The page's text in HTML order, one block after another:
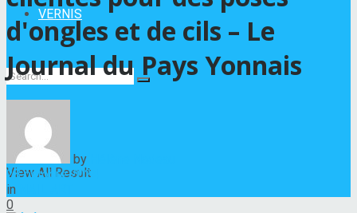
VERNIS
No Result
View All Result
d'ongles et de cils – Le
Journal du Pays Yonnais
by
28 octobre 2024
in
0